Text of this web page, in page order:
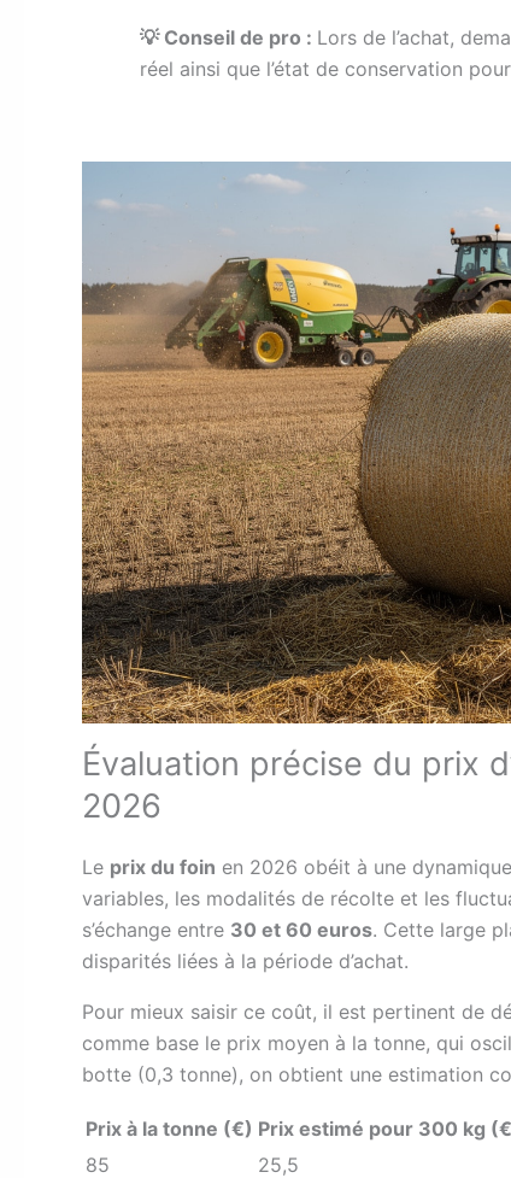
💡 Conseil de pro : Lors de l’achat,
réel ainsi que l’état de conservation
Évaluation précise du prix
2026
Le prix du foin en 2026 obéit à une
variables, les modalités de récolte et les
s’échange entre 30 et 60 euros. Cette large
disparités liées à la période d’achat.
Pour mieux saisir ce coût, il est pertinent de
comme base le prix moyen à la tonne, qui
botte (0,3 tonne), on obtient une estimation
Prix à la tonne (€) Prix estimé pour 300 kg
85
25,5